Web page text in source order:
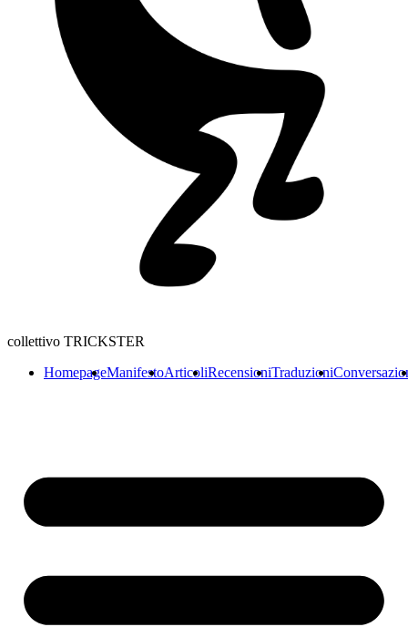
collettivo TRICKSTER
HomepageManifestoArticoliRecensioniTraduzioni